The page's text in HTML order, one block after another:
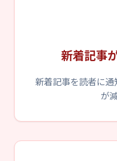
新着記事
新着記事を読者に
が